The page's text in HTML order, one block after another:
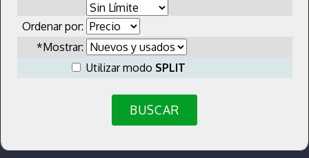
Ordenar por:
*Mostrar:
Utilizar modo SPLIT
BUSCAR